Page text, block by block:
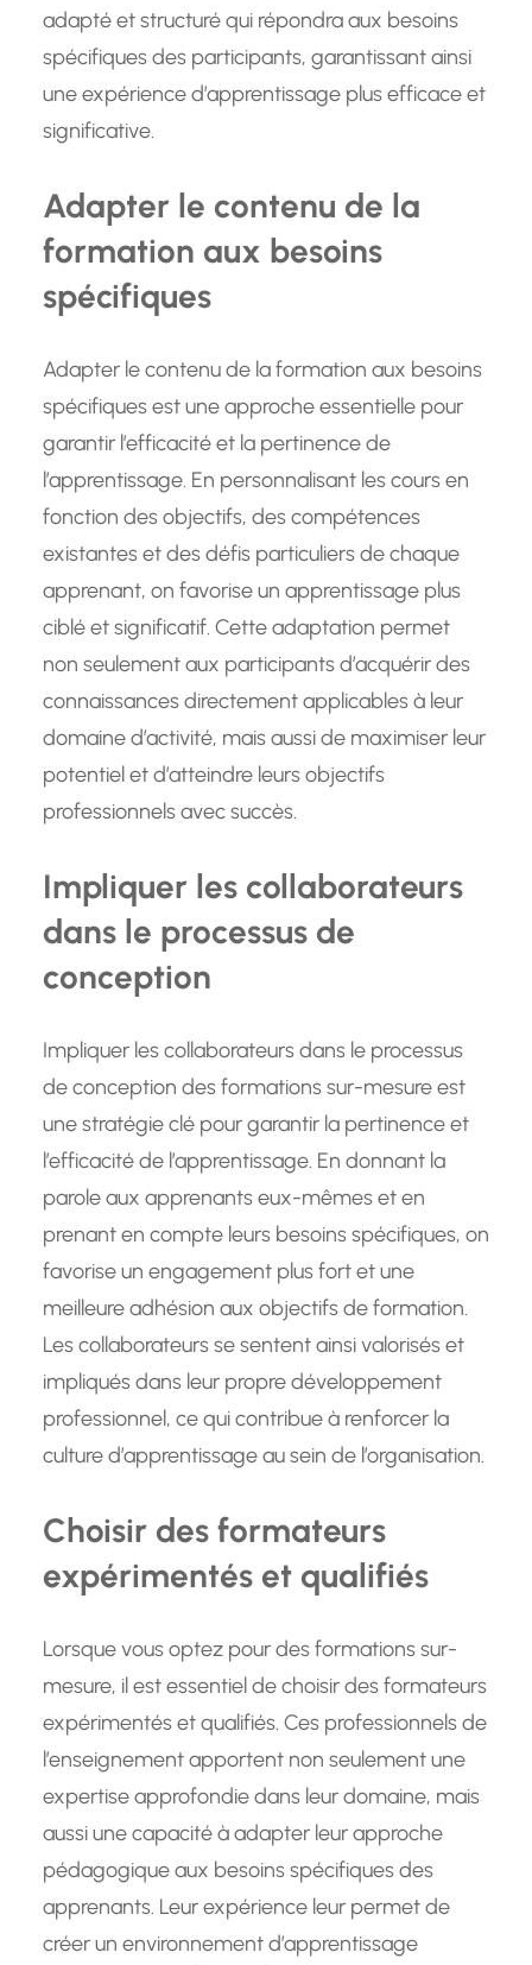
adapté et structuré qui répondra aux besoins
spécifiques des participants, garantissant ainsi
une expérience d’apprentissage plus efficace et
significative.
Adapter le contenu de la
formation aux besoins
spécifiques
Adapter le contenu de la formation aux besoins
spécifiques est une approche essentielle pour
garantir l’efficacité et la pertinence de
l’apprentissage. En personnalisant les cours en
fonction des objectifs, des compétences
existantes et des défis particuliers de chaque
apprenant, on favorise un apprentissage plus
ciblé et significatif. Cette adaptation permet
non seulement aux participants d’acquérir des
connaissances directement applicables à leur
domaine d’activité, mais aussi de maximiser leur
potentiel et d’atteindre leurs objectifs
professionnels avec succès.
Impliquer les collaborateurs
dans le processus de
conception
Impliquer les collaborateurs dans le processus
de conception des formations sur-mesure est
une stratégie clé pour garantir la pertinence et
l’efficacité de l’apprentissage. En donnant la
parole aux apprenants eux-mêmes et en
prenant en compte leurs besoins spécifiques, on
favorise un engagement plus fort et une
meilleure adhésion aux objectifs de formation.
Les collaborateurs se sentent ainsi valorisés et
impliqués dans leur propre développement
professionnel, ce qui contribue à renforcer la
culture d’apprentissage au sein de l’organisation.
Choisir des formateurs
expérimentés et qualifiés
Lorsque vous optez pour des formations sur-
mesure, il est essentiel de choisir des formateurs
expérimentés et qualifiés. Ces professionnels de
l’enseignement apportent non seulement une
expertise approfondie dans leur domaine, mais
aussi une capacité à adapter leur approche
pédagogique aux besoins spécifiques des
apprenants. Leur expérience leur permet de
créer un environnement d’apprentissage